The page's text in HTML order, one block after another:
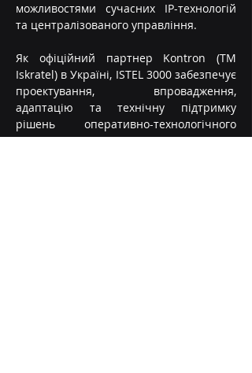
можливостями сучасних IP-технологій
та централізованого управління.
Як офіційний партнер Kontron (TM
Iskratel) в Україні, ISTEL 3000 забезпечує
проектування, впровадження,
адаптацію та технічну підтримку
рішень оперативно-технологічного
зв'язку відповідно до вимог замовника